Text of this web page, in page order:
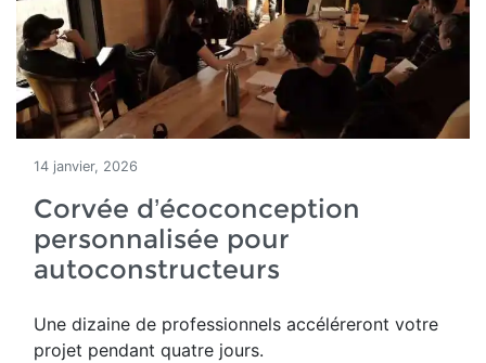
14 janvier, 2026
Corvée d’écoconception
personnalisée pour
autoconstructeurs
Une dizaine de professionnels accéléreront votre
projet pendant quatre jours.